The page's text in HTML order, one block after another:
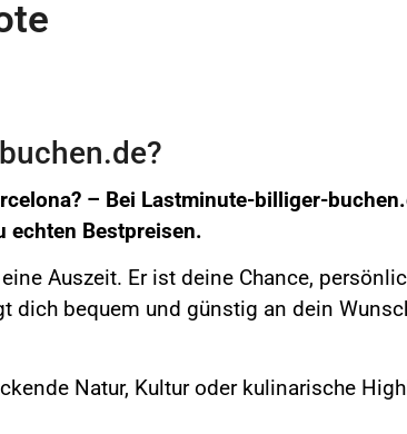
– Bei Lastminute-billiger-
echten Bestpreisen.
Auszeit. Er ist deine Chance,
dich bequem und günstig an dein
Natur, Kultur oder kulinarische